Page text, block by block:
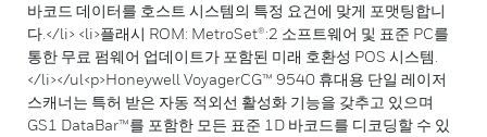
바코드 데이터를 호스트 시스템의 특정 요건에 맞게 포맷팅합니
다.</li> <li>플래시 ROM: MetroSet®:2 소프트웨어 및 표준 PC를
통한 무료 펌웨어 업데이트가 포함된 미래 호환성 POS 시스템.
</li></ul<p>Honeywell VoyagerCG™ 9540 휴대용 단일 레이저
스캐너는 특허 받은 자동 적외선 활성화 기능을 갖추고 있으며
GS1 DataBar™를 포함한 모든 표준 1D 바코드를 디코딩할 수 있